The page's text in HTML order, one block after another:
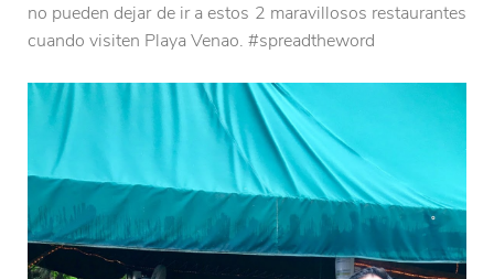
no pueden dejar de ir a estos 2 maravillosos restaurantes
cuando visiten Playa Venao. #spreadtheword